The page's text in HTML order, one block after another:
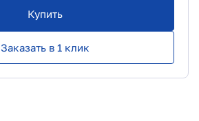
Купить
Заказать в 1 клик